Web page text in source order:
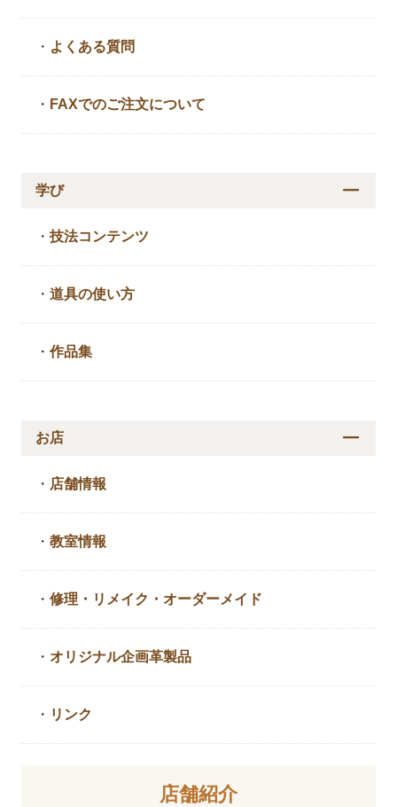
・ よくある質問
・ FAXでのご注文について
学び
・技法コンテンツ
・道具の使い方
・作品集
お店
・ 店舗情報
・教室情報
・修理・リメイク・ オーダーメイド
・ オリジナル企画革製品
・ リンク
店舗紹介